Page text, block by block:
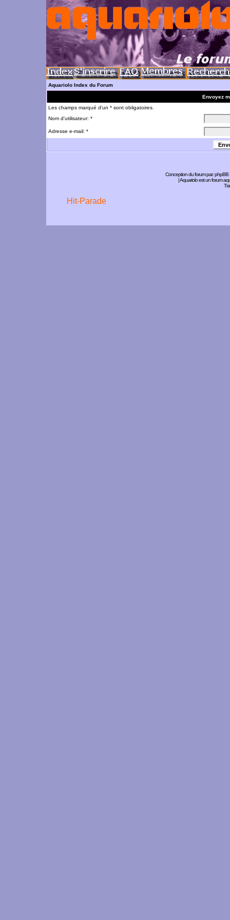
Aquariolo Index du Forum
Envoyez
Les champs marqué d'un * sont obligatoires.
Nom d'utilisateur: *
Adresse e-mail: *
Conception du forum par:phpBB
| Aquariolo est un forum